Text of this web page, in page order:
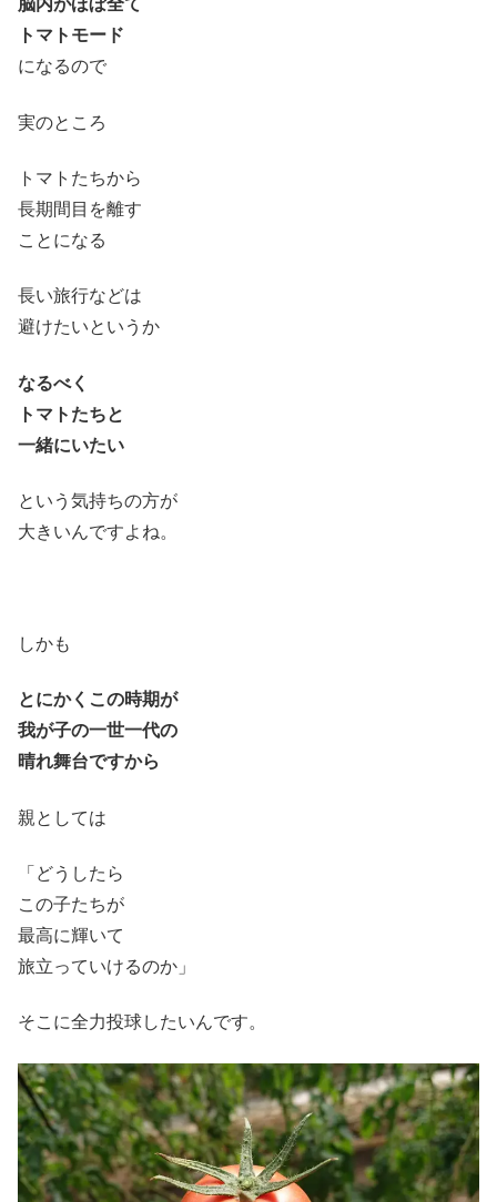
脳内がほぼ全て
トマトモード
になるので
実のところ
トマトたちから
長期間目を離す
ことになる
長い旅行などは
避けたいというか
なるべく
トマトたちと
一緒にいたい
という気持ちの方が
大きいんですよね。
しかも
とにかくこの時期が
我が子の一世一代の
晴れ舞台ですから
親としては
「どうしたら
この子たちが
最高に輝いて
旅立っていけるのか」
そこに全力投球したいんです。